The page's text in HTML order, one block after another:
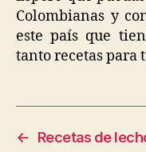
Colombianas y
este país que
tanto recetas para
← Recetas de